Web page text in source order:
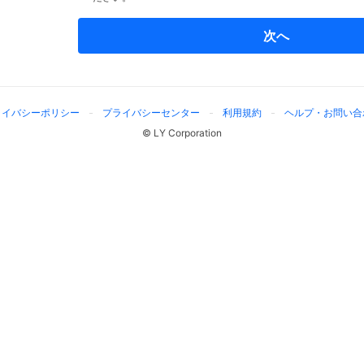
次へ
バシーポリシー プライバシーセンター 利用規約
ヘルプ・お問い
© LY Corporation